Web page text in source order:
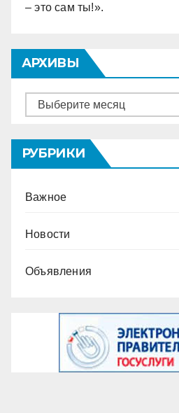
– это сам ты!».
АРХИВЫ
Архивы
РУБРИКИ
Важное
Новости
Объявления